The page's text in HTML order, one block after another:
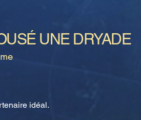
UNE DRYADE
idéal.